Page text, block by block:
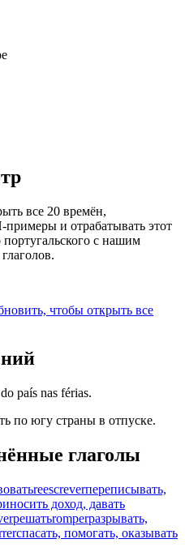
все 20 времён,
и отрабатывать этот
португальского с нашим
чтобы открыть все
país nas férias.
по югу страны в отпуске.
глаголы
reescreverпереписывать,
доход, давать
решатьromperразрывать,
спасать, помогать, оказывать